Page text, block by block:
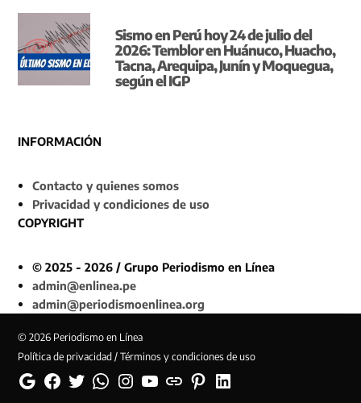
Sismo en Perú hoy 24 de julio del
2026: Temblor en Huánuco, Huacho,
Tacna, Arequipa, Junín y Moquegua,
según el IGP
INFORMACIÓN
Contacto y quienes somos
Privacidad y condiciones de uso
COPYRIGHT
© 2025 - 2026 / Grupo Periodismo en Línea
admin@enlinea.pe
admin@periodismoenlinea.org
© 2026 Periodismo en Línea
Política de privacidad / Términos y condiciones de uso
GoogleFacebookTwitterWhatsappInstagramYouTubeWeb PinterestLinkedin